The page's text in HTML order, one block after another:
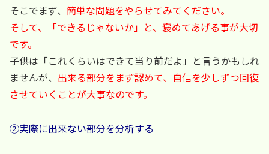
そこでまず、 簡単な問題をやらせてみてください。
そして、
「できるじゃないか」 と、褒めてあげる事が大切
です。
子供は「これくらいはできて当り前だよ」と言うかもしれ
ませんが、 出来る部分をまず認めて、自信を少しずつ回復
させていくことが大事なのです。
②実際に出来ない部分を分析する